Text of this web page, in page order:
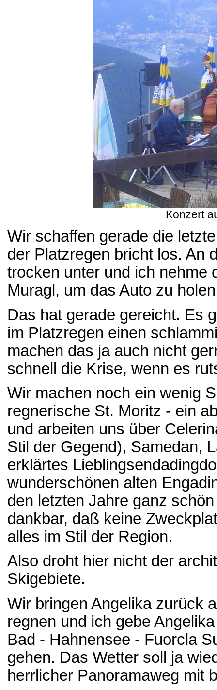
Konzert
Wir schaffen gerade die
der Platzregen bricht los. An
trocken unter und ich nehme
Muragl, um das Auto zu
Das hat gerade gereicht. Es
im Platzregen einen
machen das ja auch nicht
schnell die Krise, wenn es
Wir machen noch ein wenig
regnerische St. Moritz - ein
und arbeiten uns über
Stil der Gegend), Samedan,
erklärtes
wunderschönen alten
den letzten Jahre ganz
dankbar, daß keine
alles im Stil der Region.
Also droht hier nicht der
Skigebiete.
Wir bringen Angelika zurück
regnen und ich gebe
Bad - Hahnensee - Fuorcla
gehen. Das Wetter soll ja
herrlicher Panoramaweg mit